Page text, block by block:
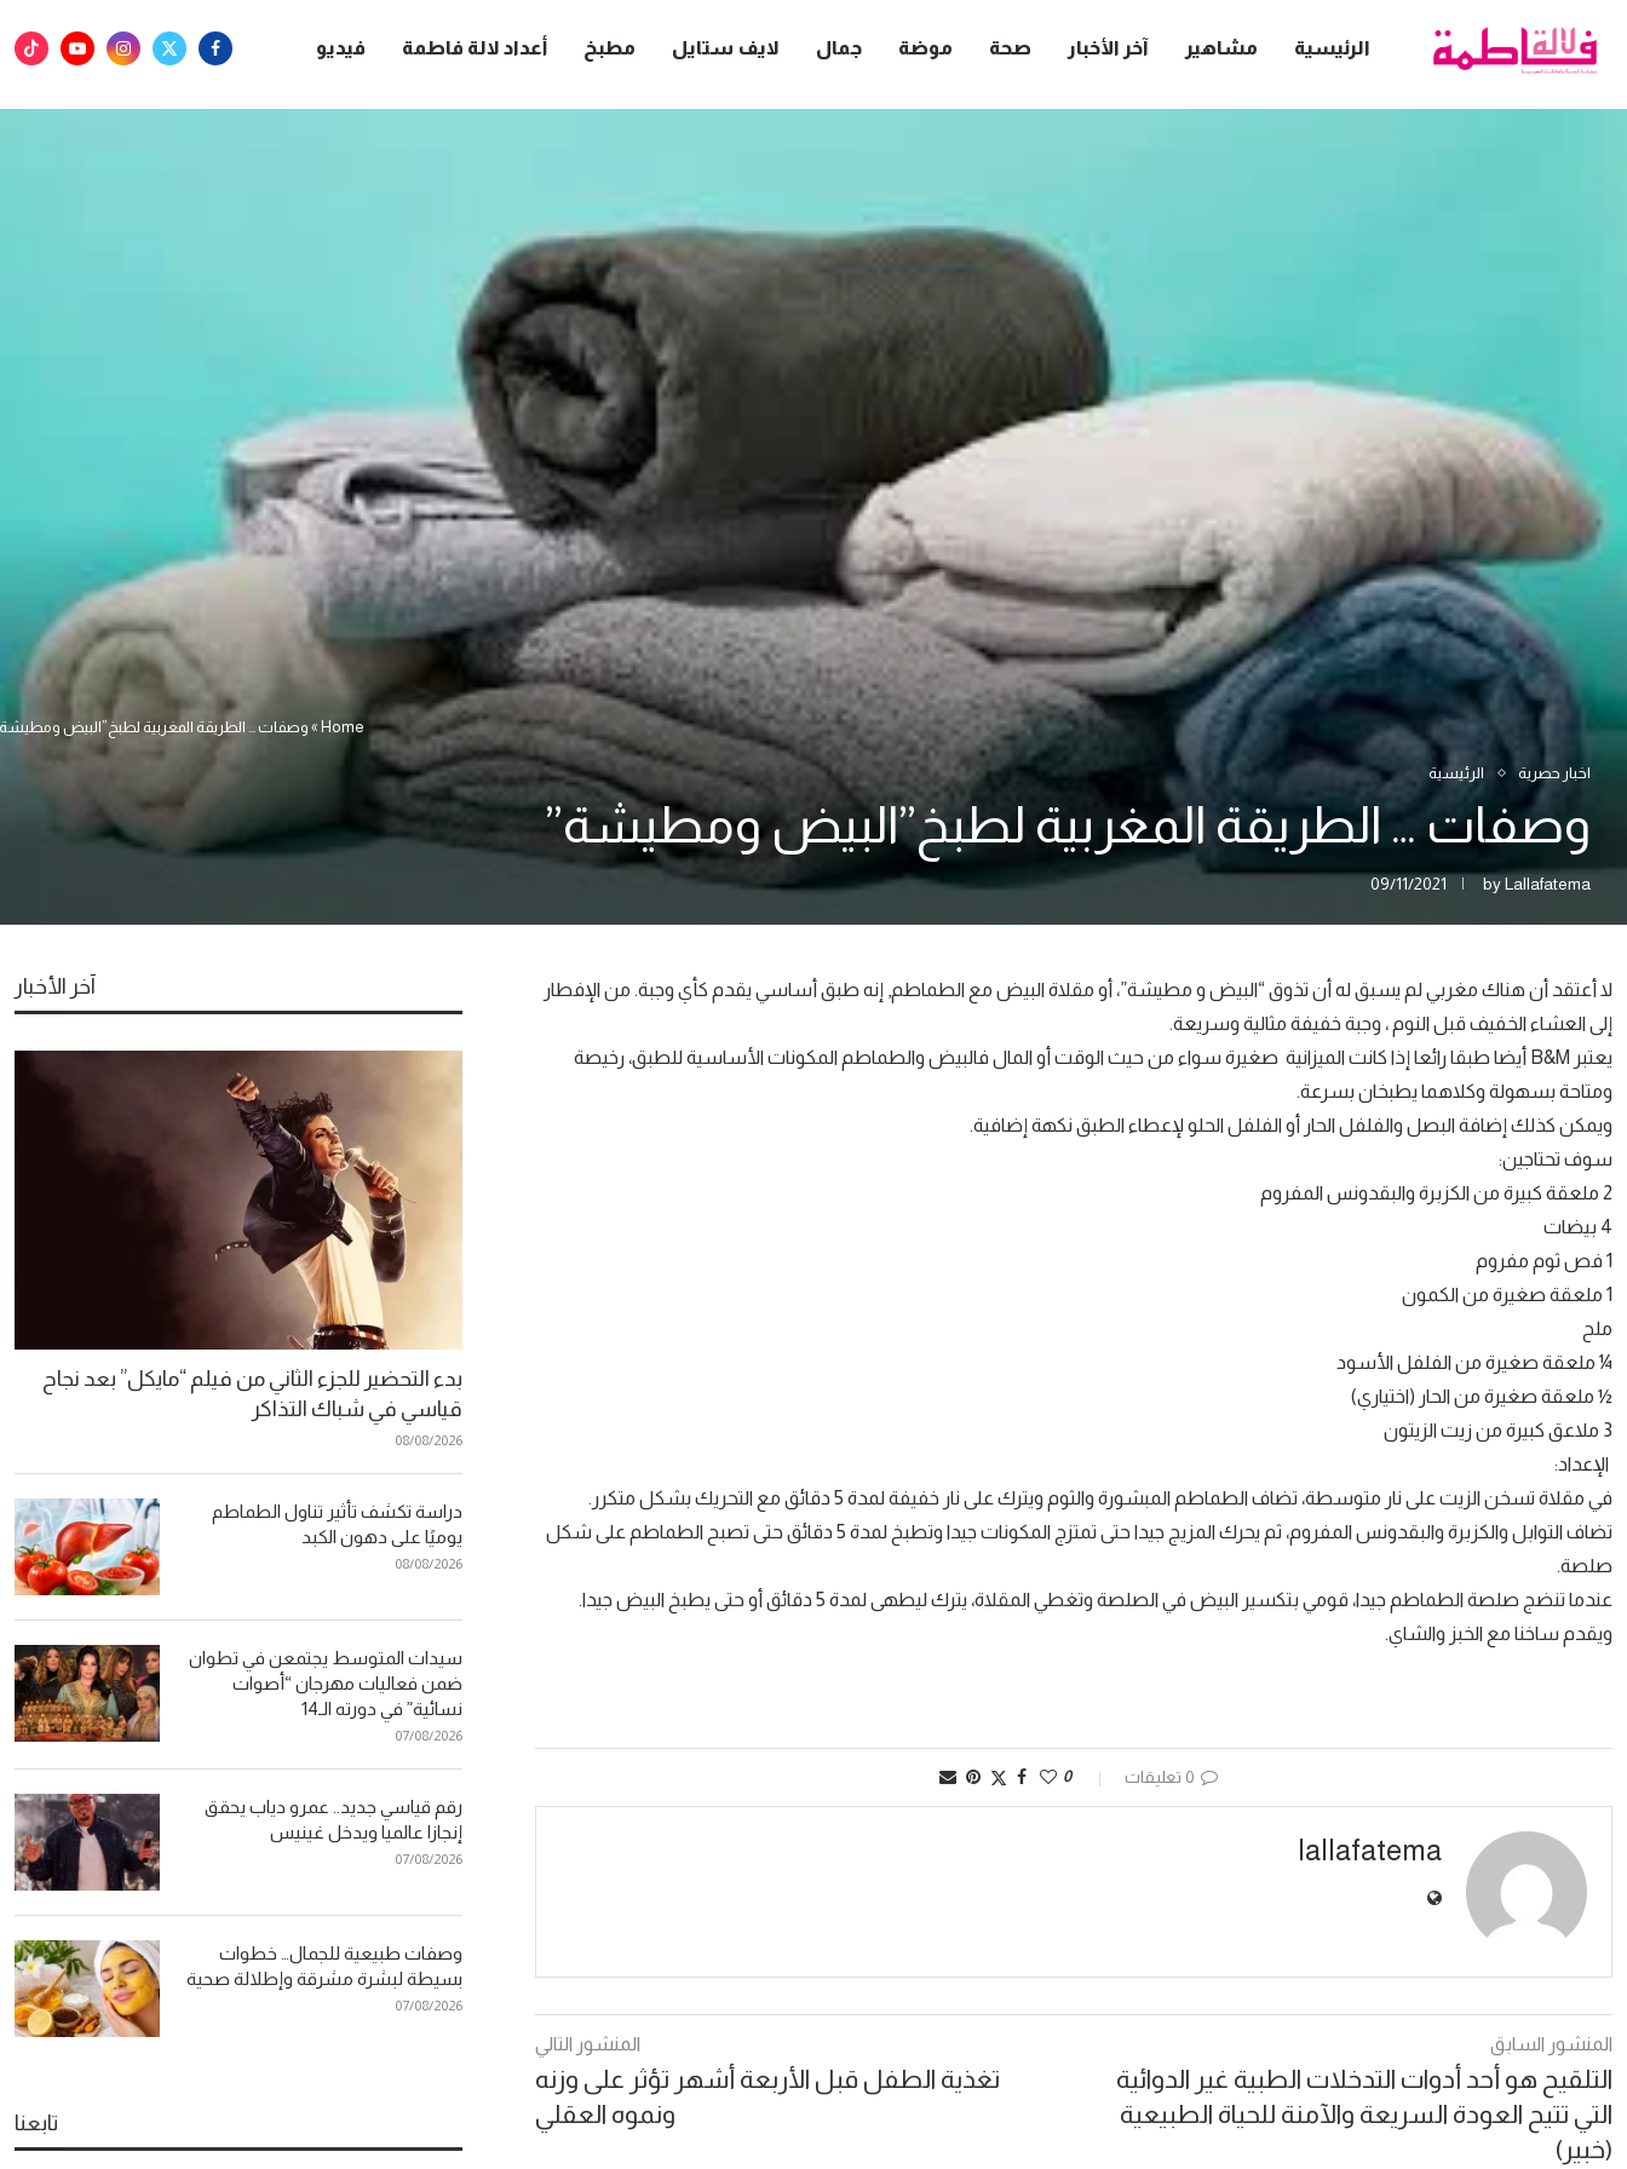
الرئيسية مشاهير آخر الأخبار صحة موضة جمال لايف ستايل مطبخ أعداد لالة فاطمة فيديو
Home
» وصفات … الطريقة المغربية لطبخ”البيض
اخبار حصرية الرئيسية
وصفات … الطريقة المغربية لطبخ”البيض ومطيشة”
byLallafatema
09/11/2021
لا أعتقد أن هناك مغربي لم يسبق له أن تذوق “البيض و مطيشة”، أو مقلاة البيض مع الطماطم, إنه طبق أساسي يقدم كأي وجبة. من الإفطار
إلى العشاء الخفيف قبل النوم ، وجبة خفيفة مثالية وسريعة.
يعتبر B&M أيضا طبقا رائعا إذا كانت الميزانية صغيرة سواء من حيث الوقت أو المال فالبيض والطماطم المكونات الأساسية للطبق، رخيصة
ومتاحة بسهولة وكلاهما يطبخان بسرعة.
ويمكن كذلك إضافة البصل والفلفل الحار أو الفلفل الحلو لإعطاء الطبق نكهة إضافية.
سوف تحتاجين:
2 ملعقة كبيرة من الكزبرة والبقدونس المفروم
4 بيضات
1 فص ثوم مفروم
1 ملعقة صغيرة من الكمون
ملح
¼ ملعقة صغيرة من الفلفل الأسود
½ ملعقة صغيرة من الحار (اختياري)
3 ملاعق كبيرة من زيت الزيتون
الإعداد:
في مقلاة تسخن الزيت على نار متوسطة، تضاف الطماطم المبشورة والثوم ويترك على نار خفيفة لمدة 5 دقائق مع التحريك بشكل متكرر.
تضاف التوابل والكزبرة والبقدونس المفروم، ثم يحرك المزيج جيدا حتى تمتزج المكونات جيدا وتطبخ لمدة 5 دقائق حتى تصبح الطماطم على شكل
صلصة.
عندما تنضج صلصة الطماطم جيدا، قومي بتكسير البيض في الصلصة وتغطي المقلاة، يترك ليطهى لمدة 5 دقائق أو حتى يطبخ البيض جيدا.
ويقدم ساخنا مع الخبز والشاي.
0 تعليقات 0
lallafatema
المنشور السابق
التلقيح هو أحد أدوات التدخلات الطبية غير الدوائية
التي تتيح العودة السريعة والآمنة للحياة الطبيعية
(خبير)
المنشور التالي
تغذية الطفل قبل الأربعة أشهر تؤثر على وزنه
ونموه العقلي
آخر الأخبار
بدء التحضير للجزء الثاني من فيلم “مايكل” بعد نجاح
قياسي في شباك التذاكر
08/08/2026
دراسة تكشف تأثير تناول الطماطم
يوميًا على دهون الكبد
08/08/2026
سيدات المتوسط يجتمعن في تطوان
ضمن فعاليات مهرجان “أصوات
نسائية” في دورته الـ14
07/08/2026
رقم قياسي جديد.. عمرو دياب يحقق
إنجازا عالميا ويدخل غينيس
07/08/2026
وصفات طبيعية للجمال… خطوات
بسيطة لبشرة مشرقة وإطلالة صحية
07/08/2026
تابعنا